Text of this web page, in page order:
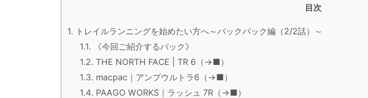
目次
1. トレイルランニングを始めたい方へ～バックパック編（2/2話）～
1.1. 《今回ご紹介するバック》
1.2. THE NORTH FACE | TR 6（→■）
1.3. macpac｜アンプウルトラ6（→■）
1.4. PAAGO WORKS｜ラッシュ 7R（→■）